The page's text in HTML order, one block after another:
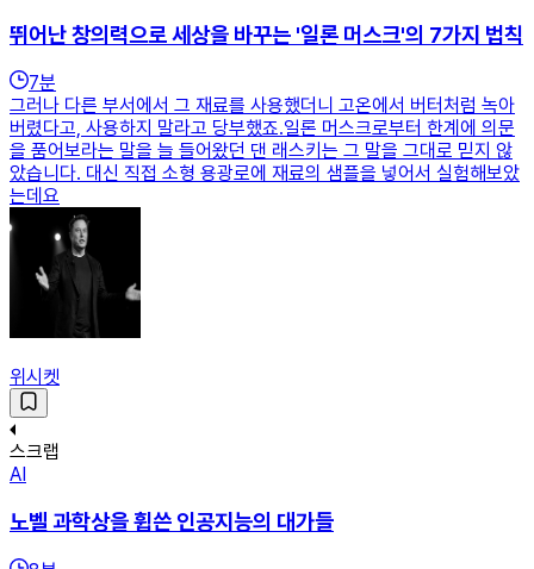
뛰어난 창의력으로 세상을 바꾸는 '일론 머스크'의 7가지 법칙
7분
그러나 다른 부서에서 그 재료를 사용했더니 고온에서 버터처럼 녹아
버렸다고, 사용하지 말라고 당부했죠.일론 머스크로부터 한계에 의문
을 품어보라는 말을 늘 들어왔던 댄 래스키는 그 말을 그대로 믿지 않
았습니다. 대신 직접 소형 용광로에 재료의 샘플을 넣어서 실험해보았
는데요
위시켓
스크랩
AI
노벨 과학상을 휩쓴 인공지능의 대가들